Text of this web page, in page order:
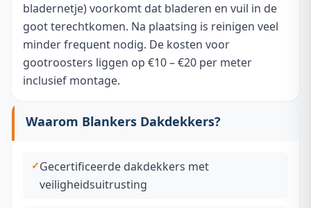
bladernetje) voorkomt dat bladeren en vuil in de
goot terechtkomen. Na plaatsing is reinigen veel
minder frequent nodig. De kosten voor
gootroosters liggen op €10 – €20 per meter
inclusief montage.
Waarom Blankers Dakdekkers?
Gecertificeerde dakdekkers met
veiligheidsuitrusting